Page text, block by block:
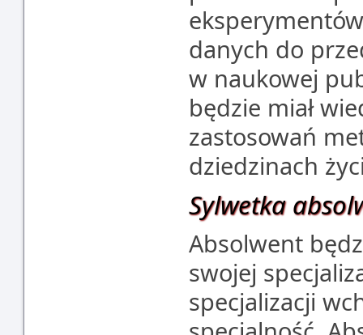
danych do
w naukowej
będzie miał
zastosowań
dziedzinach
Sylwetka
Absolwent
swojej
specjalizacji